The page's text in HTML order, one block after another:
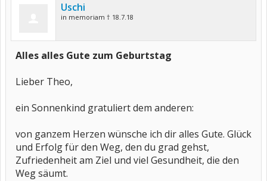
Uschi
in memoriam † 18.7.18
Alles alles Gute zum Geburtstag
Lieber Theo,
ein Sonnenkind gratuliert dem anderen:
von ganzem Herzen wünsche ich dir alles Gute. Glück
und Erfolg für den Weg, den du grad gehst,
Zufriedenheit am Ziel und viel Gesundheit, die den
Weg säumt.